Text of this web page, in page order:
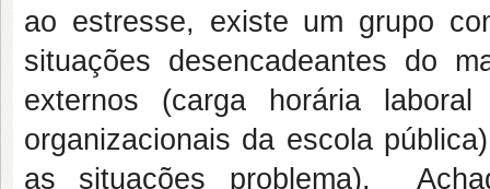
ao estresse, existe um grupo
situações desencadeantes do
externos (carga horária
organizacionais da escola
as situações problema).